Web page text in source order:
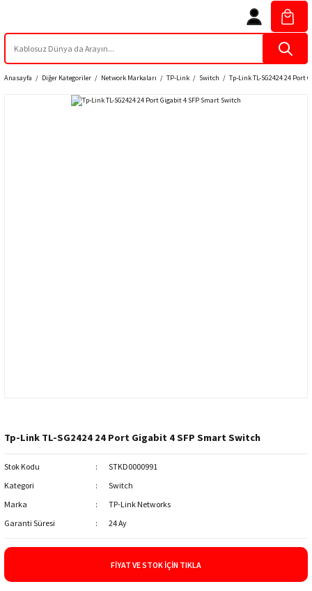
Anasayfa Diğer Kategoriler Network Markaları TP-Link Switch Tp-Link TL-SG2424 24 Port
Tp-Link TL-SG2424 24 Port Gigabit 4 SFP Smart Switch
Stok Kodu
STKD0000991
Kategori
Switch
Marka
TP-Link Networks
Garanti Süresi
24 Ay
FIYAT VE STOK İÇIN TIKLA